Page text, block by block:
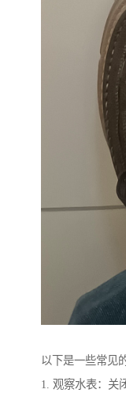
以下是一些常见
1. 观察水表：关